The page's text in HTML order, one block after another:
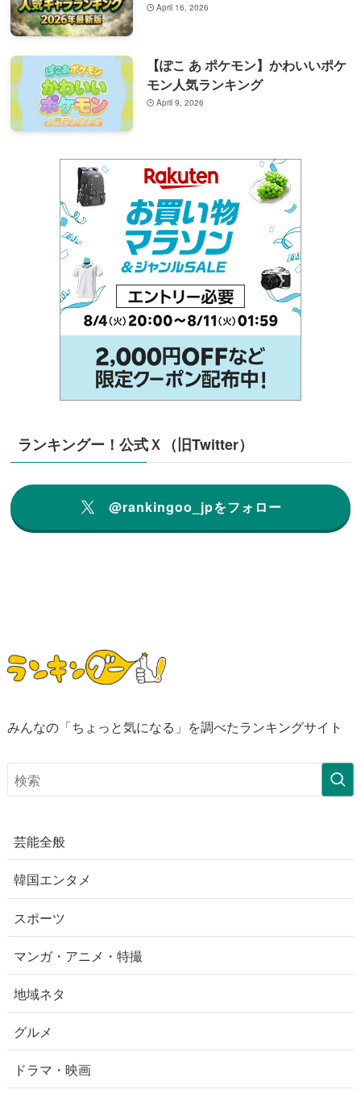
April 16, 2026
【ぽこ あ ポケモン】かわいいポケ
モン人気ランキング
April 9, 2026
ランキングー！公式Ｘ（旧Twitter）
@rankingoo_jpをフォロー
みんなの「ちょっと気になる」を調べたランキングサイト
芸能全般
韓国エンタメ
スポーツ
マンガ・アニメ・特撮
地域ネタ
グルメ
ドラマ・映画